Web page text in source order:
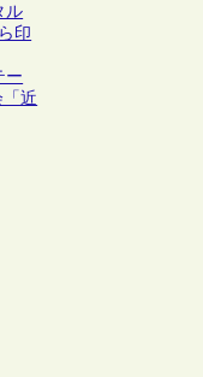
ル
印
ー
「近